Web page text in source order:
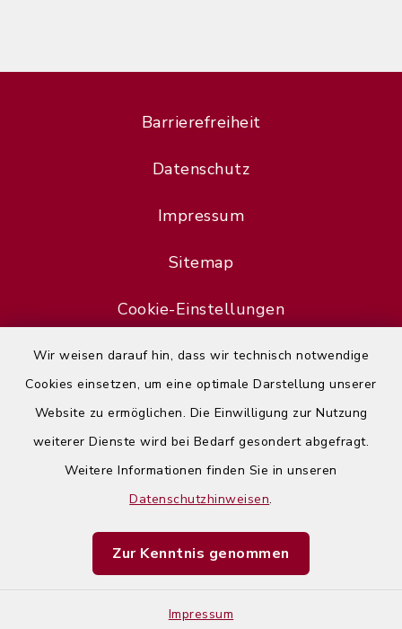
Wir weisen darauf hin, dass wir technisch notwendige
Cookies einsetzen, um eine optimale Darstellung unserer
Website zu ermöglichen. Die Einwilligung zur Nutzung
weiterer Dienste wird bei Bedarf gesondert abgefragt.
Weitere Informationen finden Sie in unseren
Datenschutzhinweisen.
Zur Kenntnis genommen
Impressum
Barrierefreiheit
Datenschutz
Impressum
Sitemap
Cookie-Einstellungen
Error
Failed to load assistant data
Refresh Page